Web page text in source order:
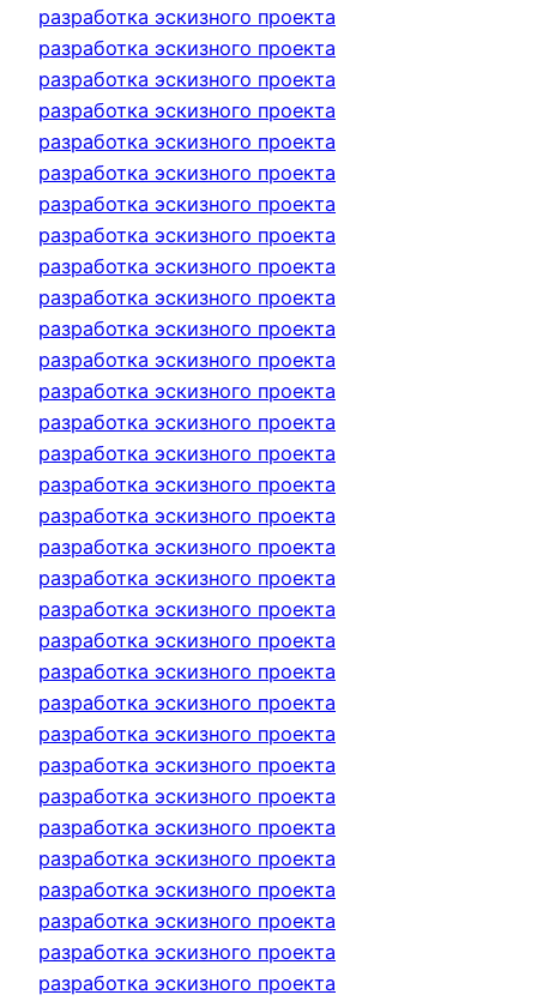
разработка эскизного проекта
разработка эскизного проекта
разработка эскизного проекта
разработка эскизного проекта
разработка эскизного проекта
разработка эскизного проекта
разработка эскизного проекта
разработка эскизного проекта
разработка эскизного проекта
разработка эскизного проекта
разработка эскизного проекта
разработка эскизного проекта
разработка эскизного проекта
разработка эскизного проекта
разработка эскизного проекта
разработка эскизного проекта
разработка эскизного проекта
разработка эскизного проекта
разработка эскизного проекта
разработка эскизного проекта
разработка эскизного проекта
разработка эскизного проекта
разработка эскизного проекта
разработка эскизного проекта
разработка эскизного проекта
разработка эскизного проекта
разработка эскизного проекта
разработка эскизного проекта
разработка эскизного проекта
разработка эскизного проекта
разработка эскизного проекта
разработка эскизного проекта